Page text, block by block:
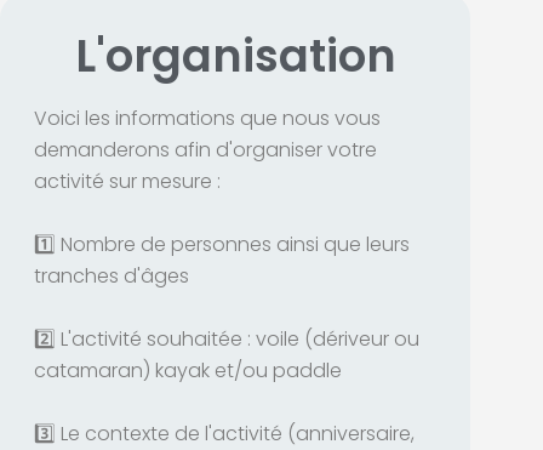
L'organisation
Voici les informations que nous vous
demanderons afin d'organiser votre
activité sur mesure :
1️⃣ Nombre de personnes ainsi que leurs
tranches d'âges
2️⃣ L'activité souhaitée : voile (dériveur ou
catamaran) kayak et/ou paddle
3️⃣ Le contexte de l'activité (anniversaire,